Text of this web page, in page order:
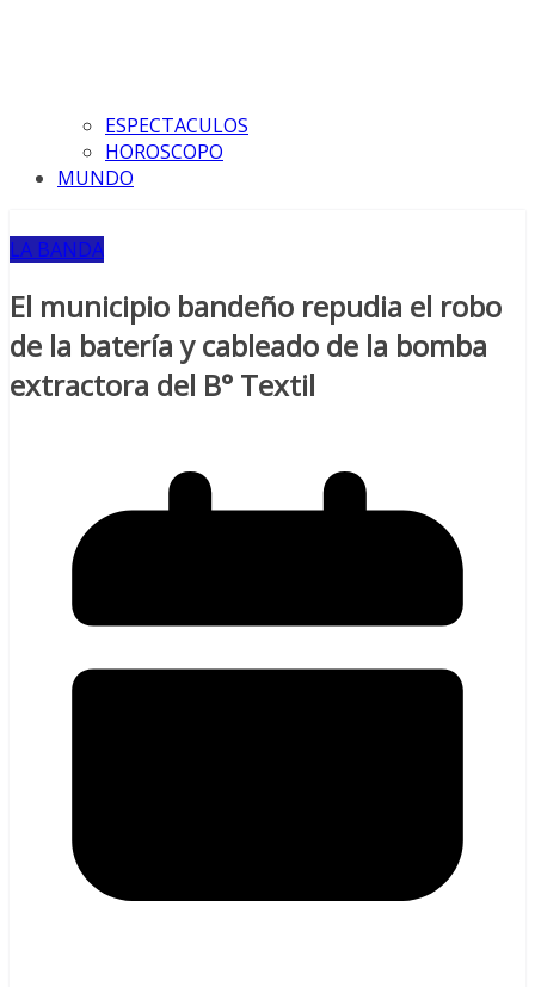
ESPECTACULOS
HOROSCOPO
MUNDO
LA BANDA
El municipio bandeño repudia el robo
de la batería y cableado de la bomba
extractora del B° Textil